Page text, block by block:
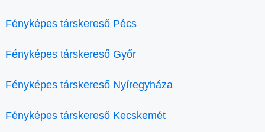
Fényképes társkereső Pécs
Fényképes társkereső Győr
Fényképes társkereső Nyíregyháza
Fényképes társkereső Kecskemét